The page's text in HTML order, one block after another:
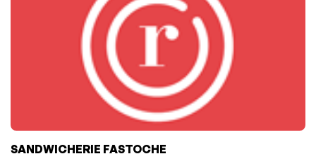
SANDWICHERIE FASTOCHE